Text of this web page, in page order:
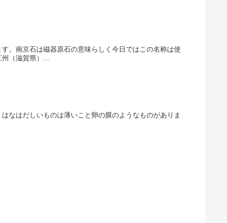
。南京石は磁器原石の意味らしく今日ではこの名称は使
（滋賀県）...
なはだしいものは薄いこと卵の膜のようなものがありま